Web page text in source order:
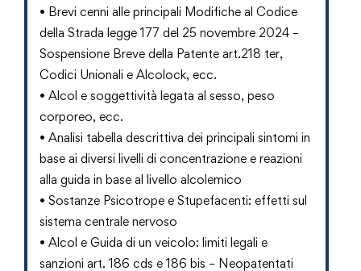
• Brevi cenni alle principali Modifiche al Codice
della Strada legge 177 del 25 novembre 2024 –
Sospensione Breve della Patente art.218 ter,
Codici Unionali e Alcolock, ecc.
• Alcol e soggettività legata al sesso, peso
corporeo, ecc.
• Analisi tabella descrittiva dei principali sintomi in
base ai diversi livelli di concentrazione e reazioni
alla guida in base al livello alcolemico
• Sostanze Psicotrope e Stupefacenti: effetti sul
sistema centrale nervoso
• Alcol e Guida di un veicolo: limiti legali e
sanzioni art. 186 cds e 186 bis – Neopatentati